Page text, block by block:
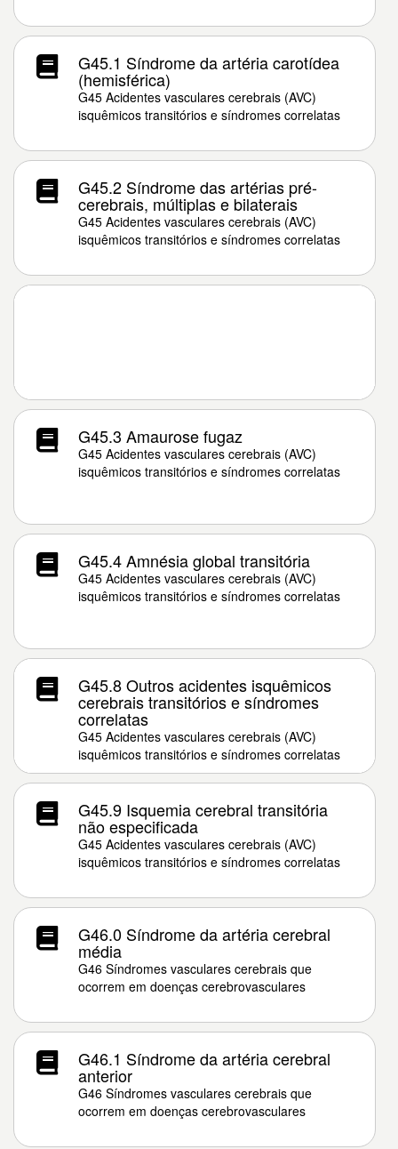
G45.1 Síndrome da artéria carotídea
(hemisférica)
G45 Acidentes vasculares cerebrais (AVC)
isquêmicos transitórios e síndromes correlatas
G45.2 Síndrome das artérias pré-
cerebrais, múltiplas e bilaterais
G45 Acidentes vasculares cerebrais (AVC)
isquêmicos transitórios e síndromes correlatas
G45.3 Amaurose fugaz
G45 Acidentes vasculares cerebrais (AVC)
isquêmicos transitórios e síndromes correlatas
G45.4 Amnésia global transitória
G45 Acidentes vasculares cerebrais (AVC)
isquêmicos transitórios e síndromes correlatas
G45.8 Outros acidentes isquêmicos
cerebrais transitórios e síndromes
correlatas
G45 Acidentes vasculares cerebrais (AVC)
isquêmicos transitórios e síndromes correlatas
G45.9 Isquemia cerebral transitória
não especificada
G45 Acidentes vasculares cerebrais (AVC)
isquêmicos transitórios e síndromes correlatas
G46.0 Síndrome da artéria cerebral
média
G46 Síndromes vasculares cerebrais que
ocorrem em doenças cerebrovasculares
G46.1 Síndrome da artéria cerebral
anterior
G46 Síndromes vasculares cerebrais que
ocorrem em doenças cerebrovasculares